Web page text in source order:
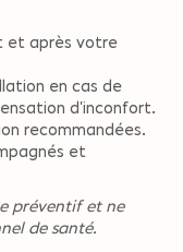
et après votre
en cas de
d'inconfort.
recommandées.
et
préventif et ne
de santé.